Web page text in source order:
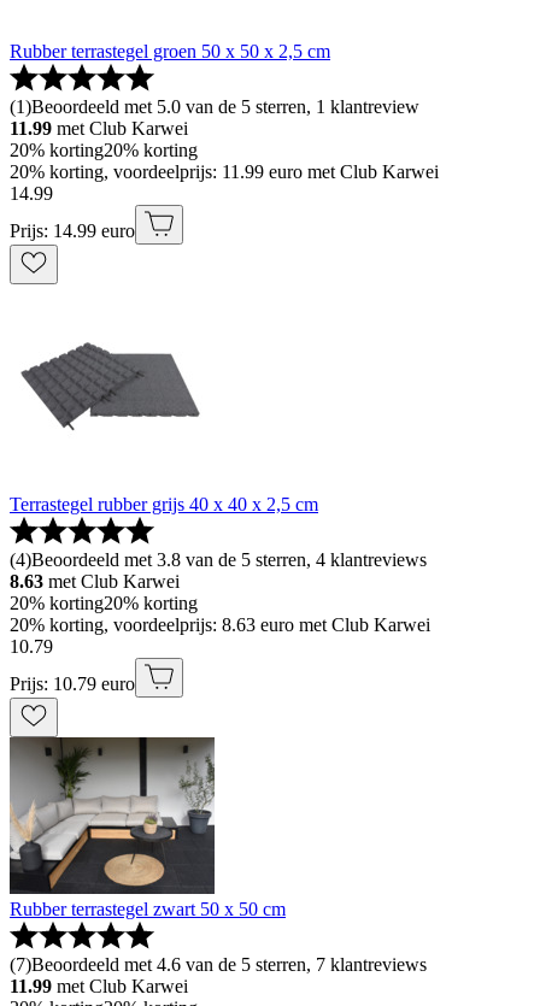
Rubber terrastegel groen 50 x 50 x 2,5 cm
(1)Beoordeeld met 5.0 van de 5 sterren, 1 klantreview
11.99 met Club Karwei
20% korting20% korting
20% korting, voordeelprijs: 11.99 euro met Club Karwei
14.99
Prijs: 14.99 euro
Terrastegel rubber grijs 40 x 40 x 2,5 cm
(4)Beoordeeld met 3.8 van de 5 sterren, 4 klantreviews
8.63 met Club Karwei
20% korting20% korting
20% korting, voordeelprijs: 8.63 euro met Club Karwei
10.79
Prijs: 10.79 euro
Rubber terrastegel zwart 50 x 50 cm
(7)Beoordeeld met 4.6 van de 5 sterren, 7 klantreviews
11.99 met Club Karwei